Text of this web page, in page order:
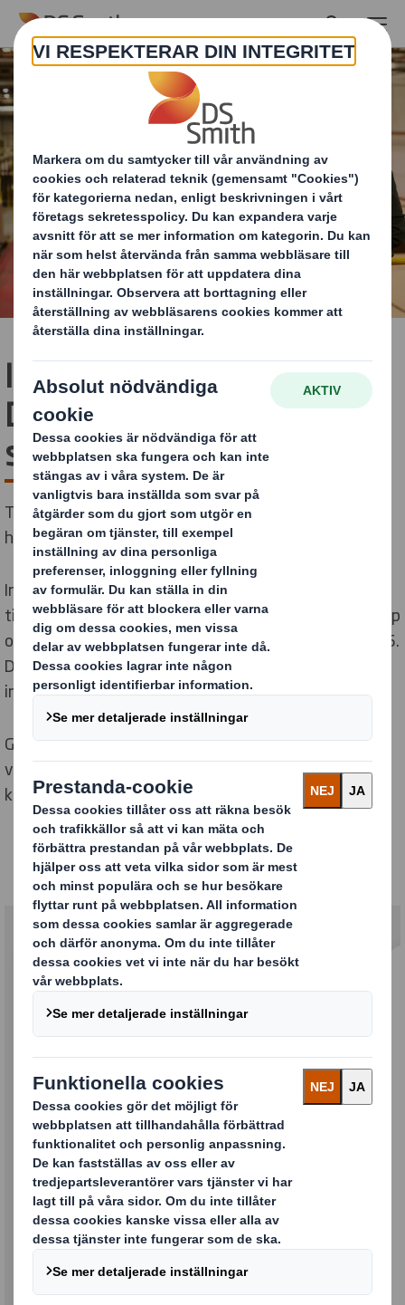
Skip to main content
International Paper och
DS Smiths
sammanslagning
Tillsammans skapar vi den globala ledaren inom
hållbara förpackningslösningar.
International Paper och DS Smith, två av de ledande
tillverkarna av hållbara förpackningslösningar, wellpapp
och massaprodukter, gick samman den 31 januari 2025.
Detta för att tillsammans skapa en ny global ledare
inom hållbara förpackningslösningar.
Genom att kombinera styrkorna och kapaciteten hos
våra två verksamheter står vi nu redo att serva våra
kunder bättre än någonsin.
Starkare tillsammans
Starka inom kundupplevelsen
Vi kommer att kombinera de bästa delarna av
båda företagen för att skapa den mest lyhörda